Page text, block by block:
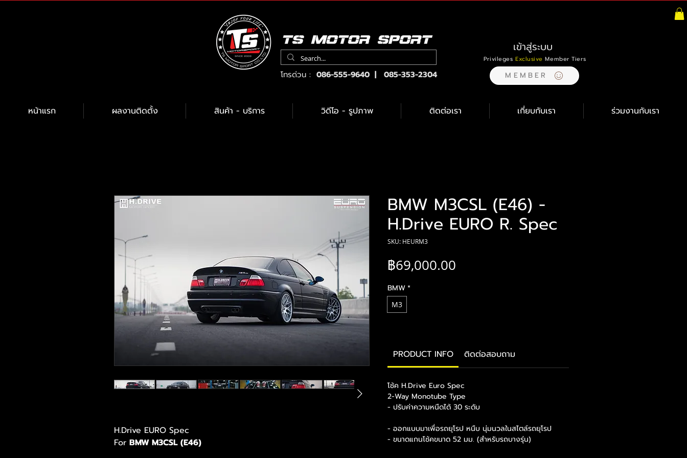
เข้าสู่ระบบ
Privileges Exclusive Member Tiers
โทรด่วน : 086-555-9640 | 085-353-2304 MEMBER
หน้าแรก ผลงานติดตั้ง สินค้า - บริการ วิดีโอ - รูปภาพ ติดต่อเรา เกี่ยบกับเรา ร่วมงานกับเรา
H.Drive EURO Spec
For BMW M3CSL (E46)
BMW M3CSL (E46) -
H.Drive EURO R. Spec
SKU: HEURM3
฿69,000.00
BMW*
M3
PRODUCT INFO ติดต่อสอบถาม
โช้ค H.Drive Euro Spec
2-Way Monotube Type
- ปรับค่าความหนืดได้ 30 ระดับ
- ออกแบบมาเพื่อรถยุโรป หนืบ นุ่มนวลในสไตล์รถยุโรป
- ขนาดแกนโช้คขนาด 52 มม. (สำหรับรถบางรุ่น)